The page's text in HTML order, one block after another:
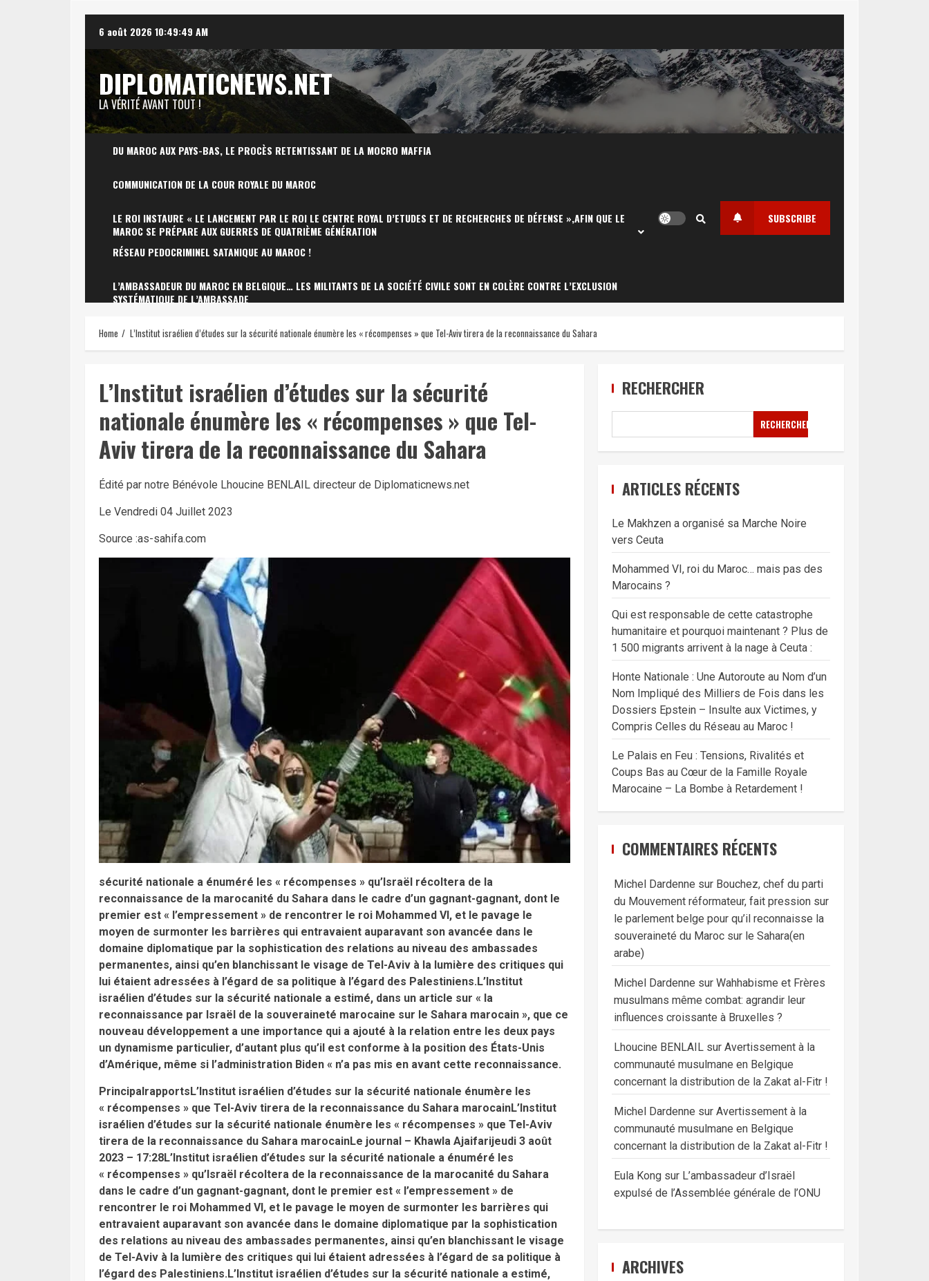
content
6 août 2026 10:49:50 AM
DIPLOMATICNEWS.NET
LA VÉRITÉ AVANT TOUT !
DU MAROC AUX PAYS-BAS, LE PROCÈS RETENTISSANT DE LA MOCRO MAFFIA
COMMUNICATION DE LA COUR ROYALE DU MAROC
LE ROI INSTAURE « LE LANCEMENT PAR LE ROI LE CENTRE ROYAL D’ETUDES ET DE RECHERCHES DE DÉFENSE »,AFIN QUE LE
MAROC SE PRÉPARE AUX GUERRES DE QUATRIÈME GÉNÉRATION
RÉSEAU PEDOCRIMINEL SATANIQUE AU MAROC !
L’AMBASSADEUR DU MAROC EN BELGIQUE… LES MILITANTS DE LA SOCIÉTÉ CIVILE SONT EN COLÈRE CONTRE L’EXCLUSION
SYSTÉMATIQUE DE L’AMBASSADE
SUBSCRIBE
Home L’Institut israélien d’études sur la sécurité nationale énumère les « récompenses » que Tel-Aviv tirera de la reconnaissance du Sahara
L’Institut israélien d’études sur la sécurité
nationale énumère les « récompenses » que Tel-
Aviv tirera de la reconnaissance du Sahara
Édité par notre Bénévole Lhoucine BENLAIL directeur de Diplomaticnews.net
Le Vendredi 04 Juillet 2023
Source :as-sahifa.com
sécurité nationale a énuméré les « récompenses » qu’Israël récoltera de la
reconnaissance de la marocanité du Sahara dans le cadre d’un gagnant-gagnant, dont le
premier est « l’empressement » de rencontrer le roi Mohammed VI, et le pavage le
moyen de surmonter les barrières qui entravaient auparavant son avancée dans le
domaine diplomatique par la sophistication des relations au niveau des ambassades
permanentes, ainsi qu’en blanchissant le visage de Tel-Aviv à la lumière des critiques qui
lui étaient adressées à l’égard de sa politique à l’égard des Palestiniens.L’Institut
israélien d’études sur la sécurité nationale a estimé, dans un article sur « la
reconnaissance par Israël de la souveraineté marocaine sur le Sahara marocain », que ce
nouveau développement a une importance qui a ajouté à la relation entre les deux pays
un dynamisme particulier, d’autant plus qu’il est conforme à la position des États-Unis
d’Amérique, même si l’administration Biden « n’a pas mis en avant cette reconnaissance.
PrincipalrapportsL’Institut israélien d’études sur la sécurité nationale énumère les
« récompenses » que Tel-Aviv tirera de la reconnaissance du Sahara marocainL’Institut
israélien d’études sur la sécurité nationale énumère les « récompenses » que Tel-Aviv
tirera de la reconnaissance du Sahara marocainLe journal – Khawla Ajaifarijeudi 3 août
2023 – 17:28L’Institut israélien d’études sur la sécurité nationale a énuméré les
« récompenses » qu’Israël récoltera de la reconnaissance de la marocanité du Sahara
dans le cadre d’un gagnant-gagnant, dont le premier est « l’empressement » de
rencontrer le roi Mohammed VI, et le pavage le moyen de surmonter les barrières qui
entravaient auparavant son avancée dans le domaine diplomatique par la sophistication
des relations au niveau des ambassades permanentes, ainsi qu’en blanchissant le visage
de Tel-Aviv à la lumière des critiques qui lui étaient adressées à l’égard de sa politique à
l’égard des Palestiniens.L’Institut israélien d’études sur la sécurité nationale a estimé,
RECHERCHER
RECHERCHER
ARTICLES RÉCENTS
Le Makhzen a organisé sa Marche Noire
vers Ceuta
Mohammed VI, roi du Maroc… mais pas des
Marocains ?
Qui est responsable de cette catastrophe
humanitaire et pourquoi maintenant ? Plus de
1 500 migrants arrivent à la nage à Ceuta :
Honte Nationale : Une Autoroute au Nom d’un
Nom Impliqué des Milliers de Fois dans les
Dossiers Epstein – Insulte aux Victimes, y
Compris Celles du Réseau au Maroc !
Le Palais en Feu : Tensions, Rivalités et
Coups Bas au Cœur de la Famille Royale
Marocaine – La Bombe à Retardement !
COMMENTAIRES RÉCENTS
Michel Dardenne sur Bouchez, chef du parti
du Mouvement réformateur, fait pression sur
le parlement belge pour qu’il reconnaisse la
souveraineté du Maroc sur le Sahara(en
arabe)
Michel Dardenne sur Wahhabisme et Frères
musulmans même combat: agrandir leur
influences croissante à Bruxelles ?
Lhoucine BENLAILsur Avertissement à la
communauté musulmane en Belgique
concernant la distribution de la Zakat al-Fitr !
Michel Dardenne sur Avertissement à la
communauté musulmane en Belgique
concernant la distribution de la Zakat al-Fitr !
Eula Kongsur L’ambassadeur d’Israël
expulsé de l’Assemblée générale de l’ONU
ARCHIVES